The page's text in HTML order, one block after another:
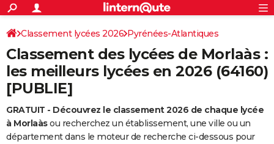
ACTUALITÉS
Politique
Société
Faits Divers
Education
Monde
Villes
+
SPORT
Coupe du monde 2026
Football
Tennis
Cyclisme
Rugby
Forum
CULTURE
Programme TV
TNT
Streaming
Cinéma
Sorties cinéma
Musique
+FINANCE
Retraite
Impôts
Epargne
Immobilier
Risques naturels par ville
Banque
Assurance
Crédit
AUTO
Essais
Réserver un essai
Citadines
Berlines
SUV
Forum auto
+
HIGH-TECH
Rechercher
S'inscrire
Connexion
Classement lycées 2026 Pyrénées-Atlantiques
Classement des lycées de Morlaàs :
les meilleurs lycées en 2026 (64160)
[PUBLIE]
GRATUIT - Découvrez le classement 2026 de chaque lycée
à Morlaàsou recherchez un établissement, une ville ou un
département dans le moteur de recherche ci-dessous pour